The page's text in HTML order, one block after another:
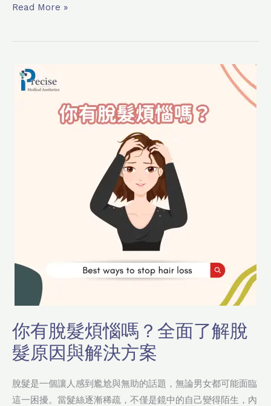
Read More »
你有脫髮煩惱嗎？全面了解脫
髮原因與解決方案
脫髮是一個讓人感到尷尬與無助的話題，無論男女都可能面臨
這一困擾。當髮絲逐漸稀疏，不僅是鏡中的自己變得陌生，內
你
髮
解
決
方
案